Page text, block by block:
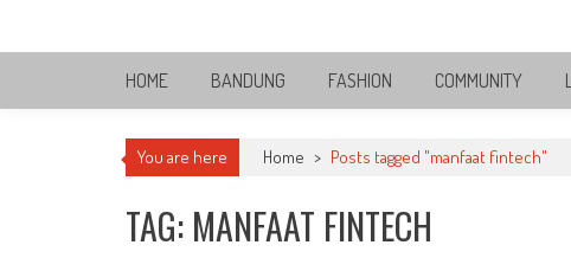
Bandung Side
Sisi Cantik Bandung
HOME BANDUNG FASHION COMMUNITY
You are here Home > Posts tagged "manfaat fintech"
TAG: MANFAAT FINTECH